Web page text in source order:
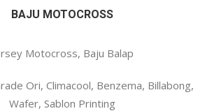
BAJU MOTOCROSS
Motocross, Baju Balap
Ori, Climacool, Benzema, Billabong,
Wafer, Sablon Printing